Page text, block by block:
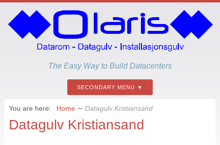
The Easy Way to Build Datacenters
SECONDARY MENU
You are here: Home ∼ Datagulv Kristiansand
Datagulv Kristiansand